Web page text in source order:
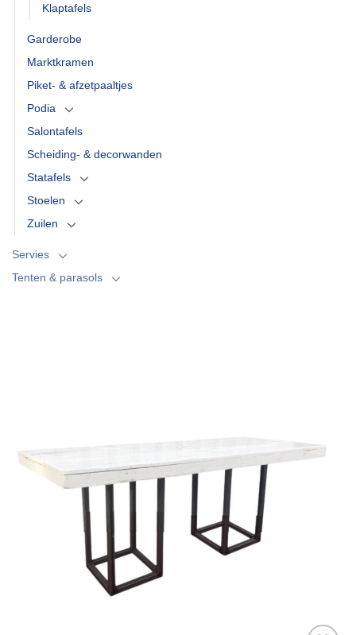
Klaptafels
Garderobe
Marktkramen
Piket- & afzetpaaltjes
Podia
Salontafels
Scheiding- & decorwanden
Statafels
Stoelen
Zuilen
Servies
Tenten & parasols